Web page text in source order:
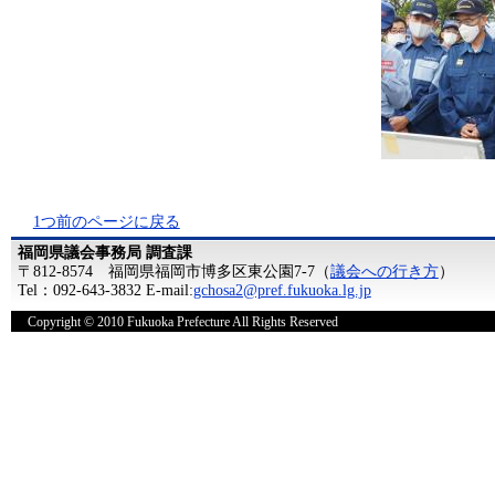
1つ前のページに戻る
福岡県議会事務局 調査課
〒812-8574 福岡県福岡市博多区東公園7-7（議会への行き方）
Tel：092-643-3832 E-mail:gchosa2@pref.fukuoka.lg.jp
Copyright © 2010 Fukuoka Prefecture All Rights Reserved